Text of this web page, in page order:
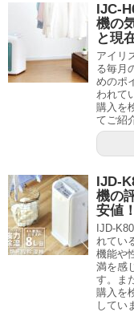
IJC-
機の
と現
アイリ
る毎月
めのポ
われて
購入を
てご紹
IJD-
機の
安値
IJD-
れてい
機能や
満を感
す。ま
購入を
してい